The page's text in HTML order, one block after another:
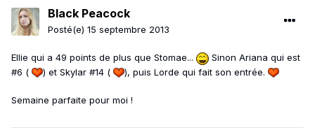
Black Peacock
Posté(e) 15 septembre 2013
Ellie qui a 49 points de plus que Stomae...
Sinon Ariana qui est
#6 (
) et Skylar #14 ( ), puis Lorde qui fait son entrée.
Semaine parfaite pour moi !